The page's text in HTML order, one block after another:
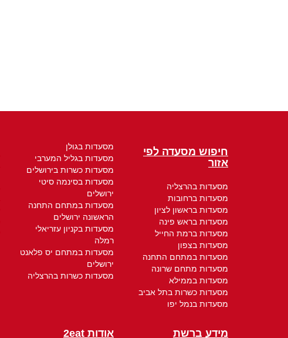
חיפוש מסעדה לפי
אזור
מסעדות בהרצליה
מסעדות ברחובות
מסעדות בראשון לציון
מסעדות בראש פינה
מסעדות ברמת החייל
מסעדות בצפון
מסעדות במתחם התחנה
מסעדות מתחם שרונה
מסעדות בממילא
מסעדות כשרות בתל אביב
מסעדות בנמל יפו
מסעדות בגולן
מסעדות בגליל המערבי
מסעדות כשרות בירושלים
מסעדות בסינמה סיטי
ירושלים
מסעדות במתחם התחנה
הראשונה ירושלים
מסעדות בקניון עזריאלי
רמלה
מסעדות במתחם יס פלאנט
ירושלים
מסעדות כשרות בהרצליה
מידע ברשת אודות 2eat